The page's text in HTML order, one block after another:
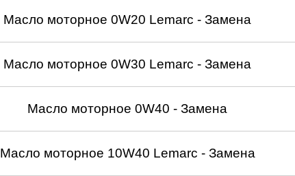
Масло моторное 0W20 Lemarc - Замена
Масло моторное 0W30 Lemarc - Замена
Масло моторное 0W40 - Замена
Масло моторное 10W40 Lemarc - Замена